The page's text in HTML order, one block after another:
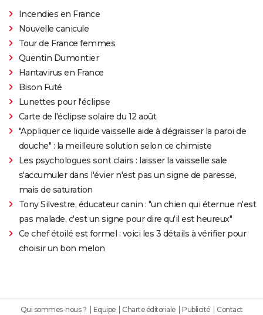
Incendies en France
Nouvelle canicule
Tour de France femmes
Quentin Dumontier
Hantavirus en France
Bison Futé
Lunettes pour l'éclipse
Carte de l'éclipse solaire du 12 août
"Appliquer ce liquide vaisselle aide à dégraisser la paroi de
douche" : la meilleure solution selon ce chimiste
Les psychologues sont clairs : laisser la vaisselle sale
s'accumuler dans l'évier n'est pas un signe de paresse,
mais de saturation
Tony Silvestre, éducateur canin : "un chien qui éternue n'est
pas malade, c'est un signe pour dire qu'il est heureux"
Ce chef étoilé est formel : voici les 3 détails à vérifier pour
choisir un bon melon
Qui sommes-nous ? Equipe Charte éditoriale Publicité Contact